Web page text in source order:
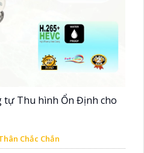
tự Thu hình Ổn Định cho
Chắc Chắn